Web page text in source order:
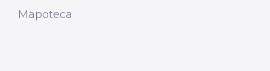
Mapoteca